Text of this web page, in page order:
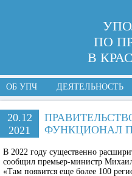
ПО
В
ОБ УПЧ ДЕЯТЕЛЬНОСТЬ
20.12
2021
ФУНКЦИОНАЛ
В 2022 году существенно
сообщил премьер-министр
«Там появится еще более 100